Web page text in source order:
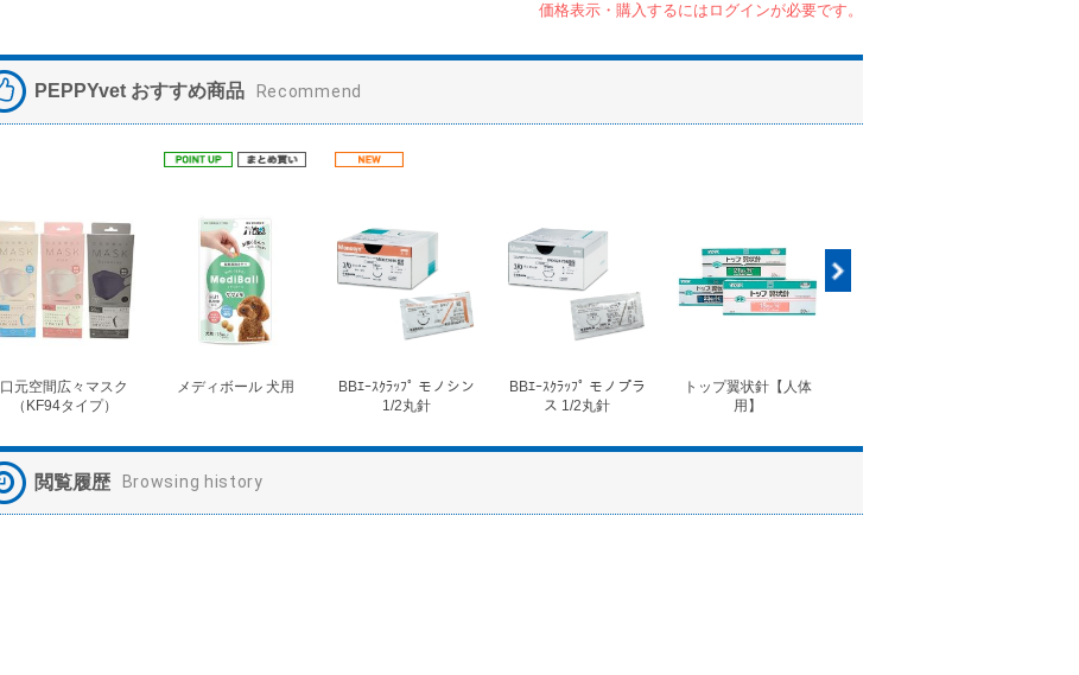
価格表示・購入するにはログインが必要です。
PEPPYvet おすすめ商品 Recommend
口元空間広々マスク
（KF94タイプ）
メディボール 犬用
BBｴｰｽｸﾗｯﾌﾟ モノシン
1/2丸針
BBｴｰｽｸﾗｯﾌﾟ モノプラ
ス 1/2丸針
トップ翼状針【人体
用】
閲覧履歴 Browsing history